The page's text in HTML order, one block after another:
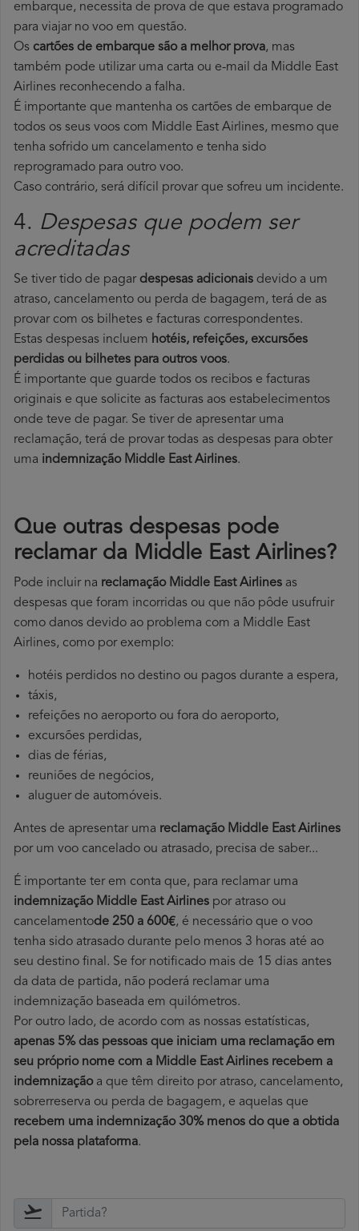
embarque, necessita de prova de que estava programado
para viajar no voo em questão.
Os cartões de embarque são a melhor prova, mas
também pode utilizar uma carta ou e-mail da Middle East
Airlines reconhecendo a falha.
É importante que mantenha os cartões de embarque de
todos os seus voos com Middle East Airlines, mesmo que
tenha sofrido um cancelamento e tenha sido
reprogramado para outro voo.
Caso contrário, será difícil provar que sofreu um incidente.
4. Despesas que podem ser
acreditadas
Se tiver tido de pagardespesas adicionais devido a um
atraso, cancelamento ou perda de bagagem, terá de as
provar com os bilhetes e facturas correspondentes.
Estas despesas incluem hotéis, refeições, excursões
perdidas ou bilhetes para outros voos.
É importante que guarde todos os recibos e facturas
originais e que solicite as facturas aos estabelecimentos
onde teve de pagar. Se tiver de apresentar uma
reclamação, terá de provar todas as despesas para obter
uma indemnização Middle East Airlines.
Que outras despesas pode
reclamar da Middle East Airlines?
Pode incluir na reclamação Middle East Airlines as
despesas que foram incorridas ou que não pôde usufruir
como danos devido ao problema com a Middle East
Airlines, como por exemplo:
hotéis perdidos no destino ou pagos durante a espera,
táxis,
refeições no aeroporto ou fora do aeroporto,
excursões perdidas,
dias de férias,
reuniões de negócios,
aluguer de automóveis.
Antes de apresentar uma reclamação Middle East Airlines
por um voo cancelado ou atrasado, precisa de saber...
É importante ter em conta que, para reclamar uma
indemnização Middle East Airlines por atraso ou
cancelamentode 250 a 600€, é necessário que o voo
tenha sido atrasado durante pelo menos 3 horas até ao
seu destino final. Se for notificado mais de 15 dias antes
da data de partida, não poderá reclamar uma
indemnização baseada em quilómetros.
Por outro lado, de acordo com as nossas estatísticas,
apenas 5% das pessoas que iniciam uma reclamação em
seu próprio nome com a Middle East Airlines recebem a
indemnizaçãoa que têm direito por atraso, cancelamento,
sobrerreserva ou perda de bagagem, e aquelas que
recebem uma indemnização 30% menos do que a obtida
pela nossa plataforma.